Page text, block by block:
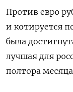
Против евро
и котируется
была
лучшая для
полтора